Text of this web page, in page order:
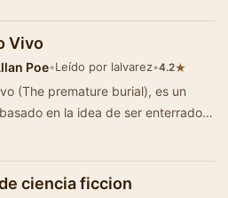
Vivo
Poe•Leído por lalvarez•4.2★
(The premature burial), es un
en la idea de ser enterrado
ciencia ficcion